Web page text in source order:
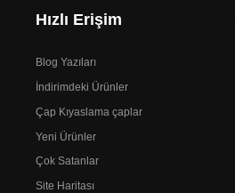
Hızlı Erişim
Blog Yazıları
İndirimdeki Ürünler
Çap Kıyaslama çaplar
Yeni Ürünler
Çok Satanlar
Site Haritası